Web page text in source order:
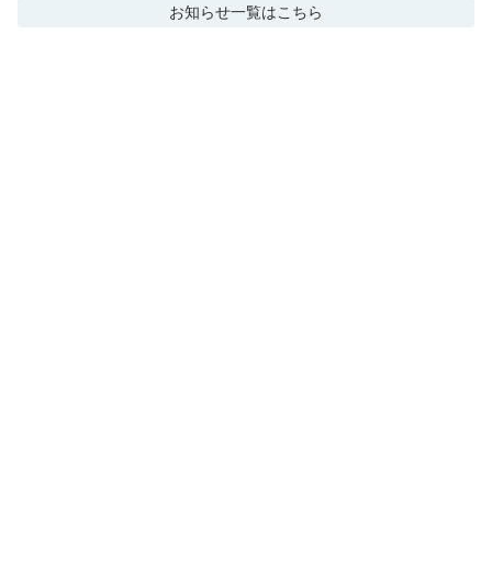
お知らせ一覧はこちら